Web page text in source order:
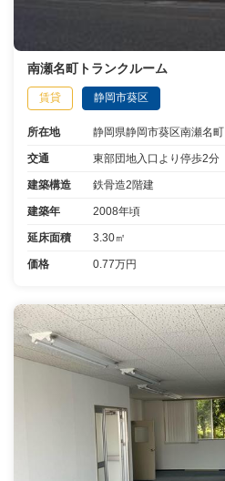
南瀬名町トランクルーム
賃貸 静岡市葵区
所在地 静岡県静岡市葵区南瀬名町
交通 東部団地入口より停歩2分
建築構造 鉄骨造2階建
建築年 2008年頃
延床面積 3.30㎡
価格 0.77万円